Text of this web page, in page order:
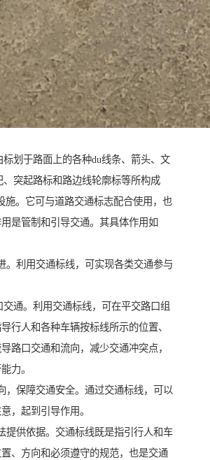
标划于路面上的各种du线条、箭头、文
、突起路标和路边线轮廓标等所构成
施。它可与道路交通标志配合使用，也
是管制和引导交通。其具体作用如
。利用交通标线，可实现各类交通参与
通。利用交通标线，可在平交路口组
行人和各种车辆按标线所示的位置、
路口交通和流向，减少交通冲突点，
力。
，保障交通安全。通过交通标线，可以
，起到引导作用。
提供依据。交通标线既是指引行人和车
、方向和必须遵守的规范，也是交通